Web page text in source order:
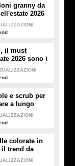
granny da
2026
il must
2026 sono i
con la canotta
e scrub per
a lungo
in estate
colorate in
il trend da
in casa